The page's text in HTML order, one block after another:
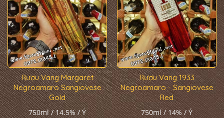
Rượu Vang Margaret
Negroamaro Sangiovese
Gold
750ml / 14.5% / Ý
Rượu Vang 1933
Negroamaro - Sangiovese
Red
750ml / 14% / Ý